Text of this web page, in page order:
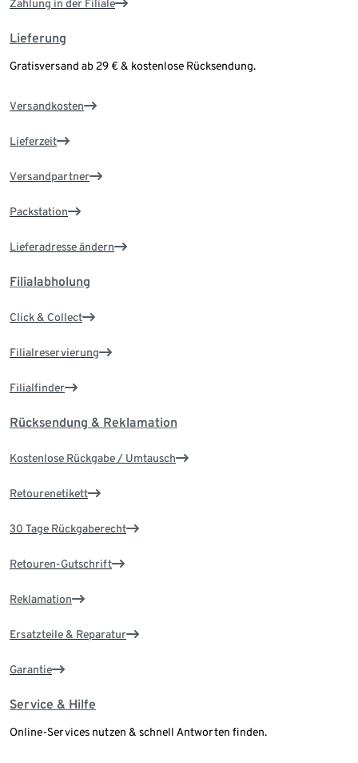
Zahlung in der Filiale
Lieferung
Gratisversand ab 29 € & kostenlose Rücksendung.
Versandkosten
Lieferzeit
Versandpartner
Packstation
Lieferadresse ändern
Filialabholung
Click & Collect
Filialreservierung
Filialfinder
Rücksendung & Reklamation
Kostenlose Rückgabe / Umtausch
Retourenetikett
30 Tage Rückgaberecht
Retouren-Gutschrift
Reklamation
Ersatzteile & Reparatur
Garantie
Service & Hilfe
Online-Services nutzen & schnell Antworten finden.